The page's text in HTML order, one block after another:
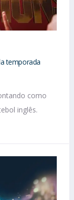
temporada
como
inglês.